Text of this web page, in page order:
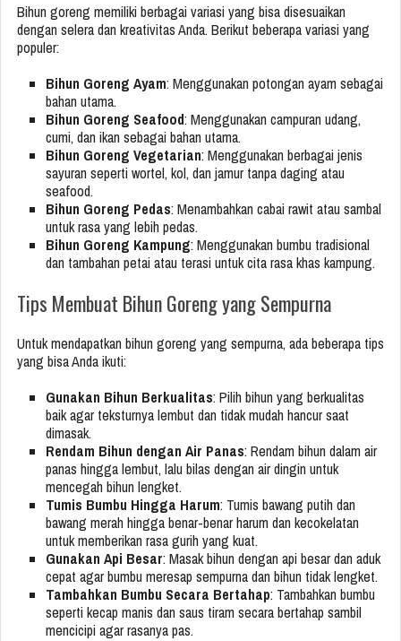
Bihun goreng memiliki berbagai variasi yang bisa disesuaikan
dengan selera dan kreativitas Anda. Berikut beberapa variasi yang
populer:
Bihun Goreng Ayam: Menggunakan potongan ayam sebagai
bahan utama.
Bihun Goreng Seafood: Menggunakan campuran udang,
cumi, dan ikan sebagai bahan utama.
Bihun Goreng Vegetarian: Menggunakan berbagai jenis
sayuran seperti wortel, kol, dan jamur tanpa daging atau
seafood.
Bihun Goreng Pedas: Menambahkan cabai rawit atau sambal
untuk rasa yang lebih pedas.
Bihun Goreng Kampung: Menggunakan bumbu tradisional
dan tambahan petai atau terasi untuk cita rasa khas kampung.
Tips Membuat Bihun Goreng yang Sempurna
Untuk mendapatkan bihun goreng yang sempurna, ada beberapa tips
yang bisa Anda ikuti:
Gunakan Bihun Berkualitas: Pilih bihun yang berkualitas
baik agar teksturnya lembut dan tidak mudah hancur saat
dimasak.
Rendam Bihun dengan Air Panas: Rendam bihun dalam air
panas hingga lembut, lalu bilas dengan air dingin untuk
mencegah bihun lengket.
Tumis Bumbu Hingga Harum: Tumis bawang putih dan
bawang merah hingga benar-benar harum dan kecokelatan
untuk memberikan rasa gurih yang kuat.
Gunakan Api Besar: Masak bihun dengan api besar dan aduk
cepat agar bumbu meresap sempurna dan bihun tidak lengket.
Tambahkan Bumbu Secara Bertahap: Tambahkan bumbu
seperti kecap manis dan saus tiram secara bertahap sambil
mencicipi agar rasanya pas.